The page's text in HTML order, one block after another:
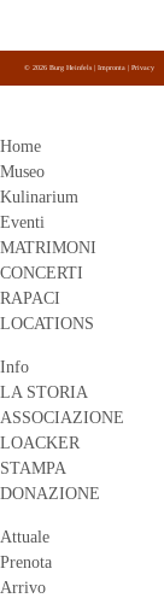
su Facebook,
© 2026 Burg Heinfels | Impronta | Privacy
Home
Museo
Kulinarium
Eventi
MATRIMONI
CONCERTI
RAPACI
LOCATIONS
Info
LA STORIA
ASSOCIAZIONE
LOACKER
STAMPA
DONAZIONE
Attuale
Prenota
Arrivo